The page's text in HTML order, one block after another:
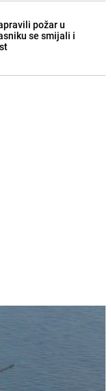
požar u
se smijali i